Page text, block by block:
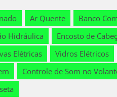
Ar Quente Banco
Hidráulica Encosto de
Elétricas Vidros Elétricos
Controle de Som no